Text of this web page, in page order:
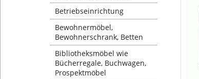
Betriebseinrichtung
Bewohnermöbel,
Bewohnerschrank, Betten
Bibliotheksmöbel wie
Bücherregale, Buchwagen,
Prospektmöbel